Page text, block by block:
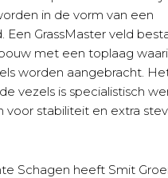
in de vorm van een
Een GrassMaster veld
met een toplaag
worden aangebracht.
vezels is specialistisch
voor stabiliteit en extra
Schagen heeft Smit